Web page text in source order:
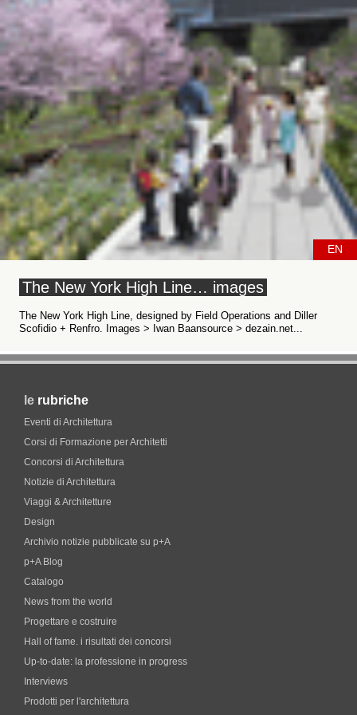
EN
The New York High Line… images
The New York High Line, designed by Field Operations and Diller
Scofidio + Renfro. Images > Iwan Baansource > dezain.net...
le rubriche
Eventi di Architettura
Corsi di Formazione per Architetti
Concorsi di Architettura
Notizie di Architettura
Viaggi & Architetture
Design
Archivio notizie pubblicate su p+A
p+A Blog
Catalogo
News from the world
Progettare e costruire
Hall of fame. i risultati dei concorsi
Up-to-date: la professione in progress
Interviews
Prodotti per l'architettura